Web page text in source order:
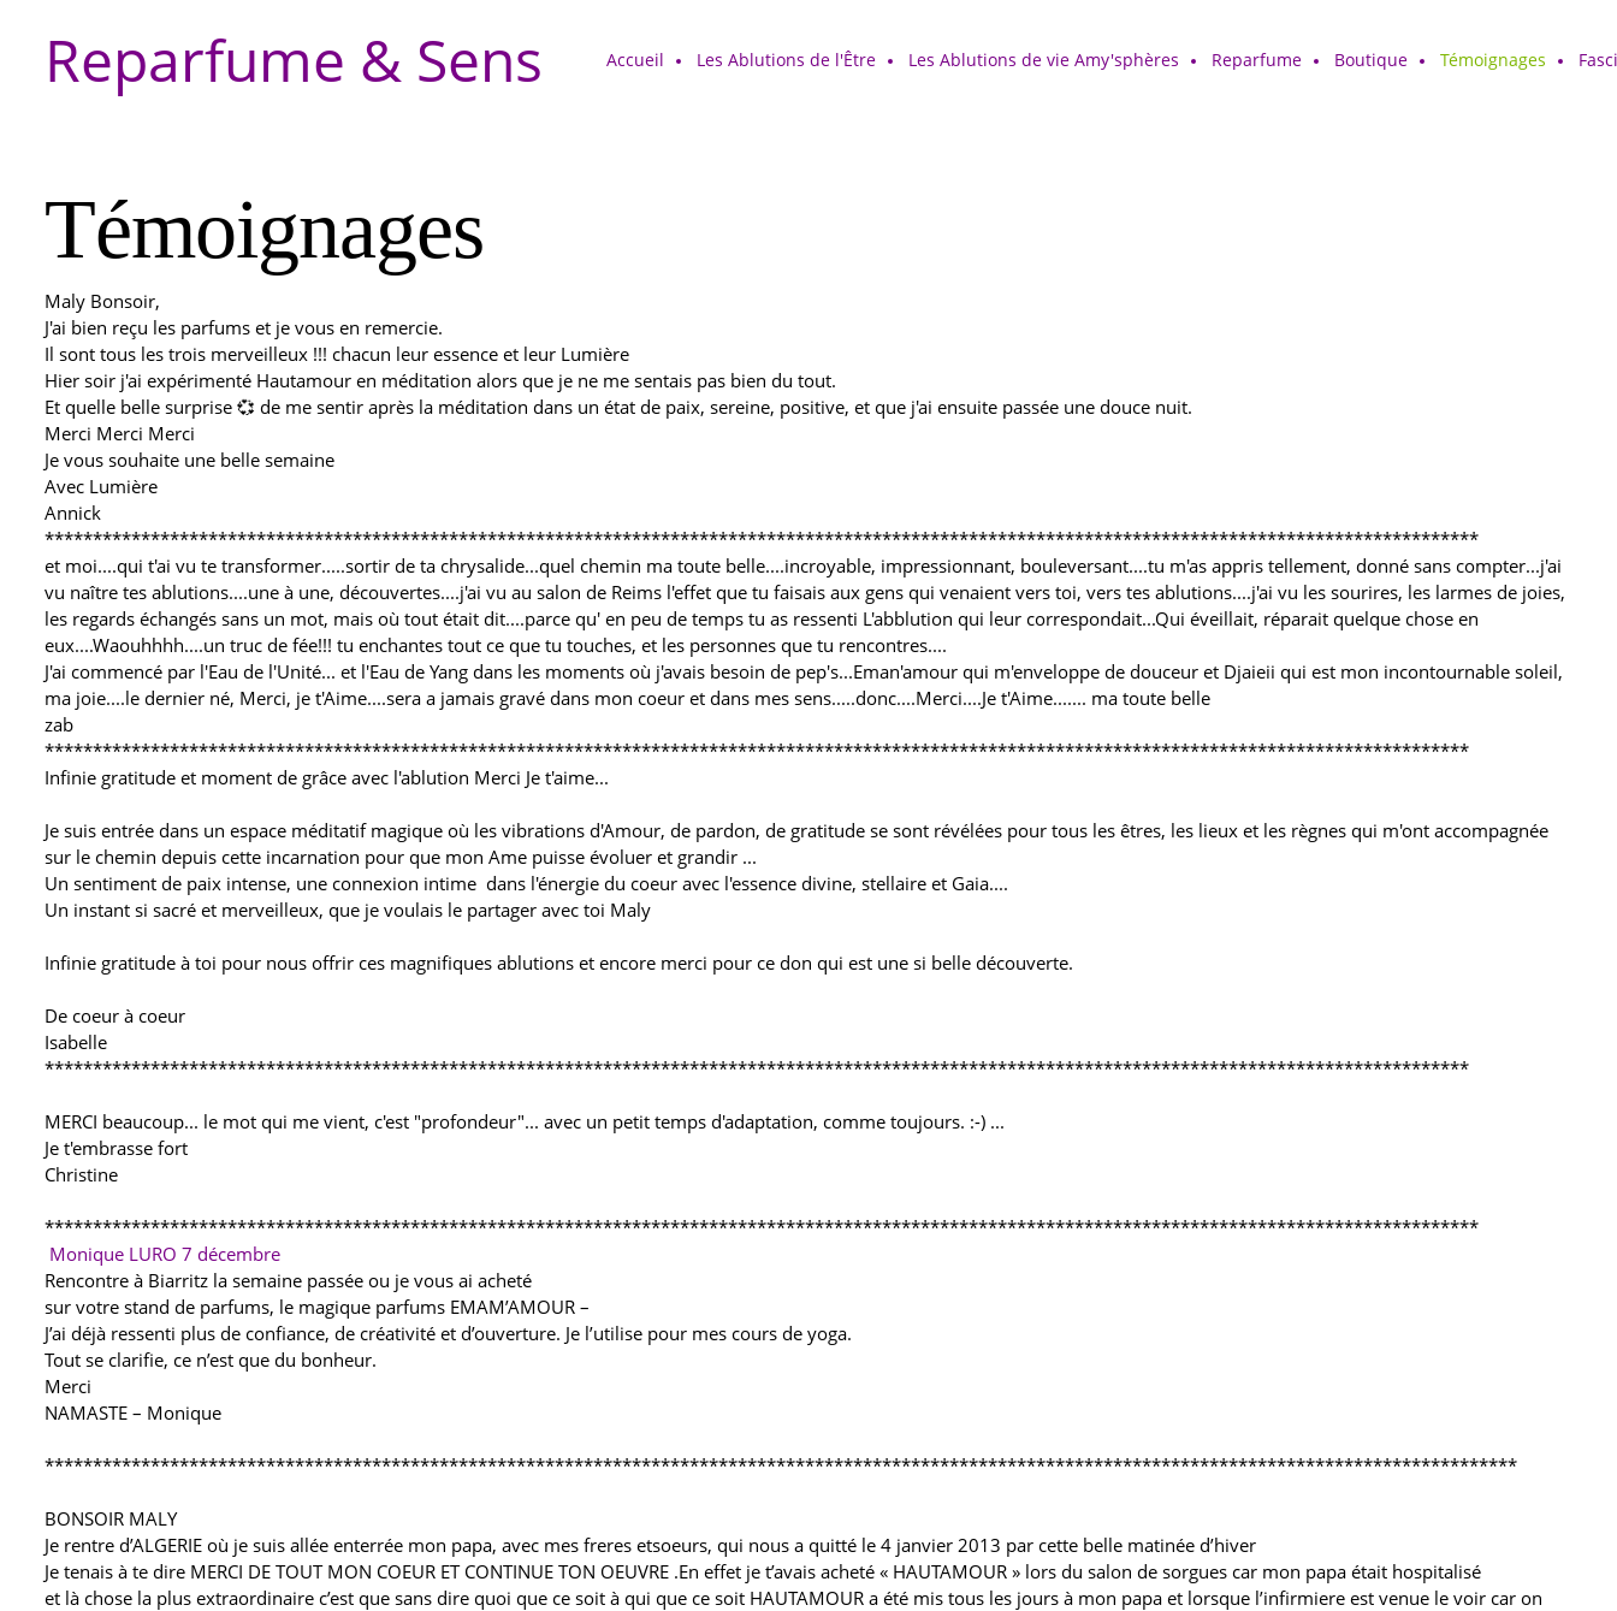
Reparfume & Sens Accueil Les Ablutions de l'Être Les Ablutions de vie Amy'sphères Reparfume Boutique Témoignages
Témoignages
Maly Bonsoir,
J'ai bien reçu les parfums et je vous en remercie.
Il sont tous les trois merveilleux !!! chacun leur essence et leur Lumière
Hier soir j'ai expérimenté Hautamour en méditation alors que je ne me sentais pas bien du tout.
Et quelle belle surprise 💞 de me sentir après la méditation dans un état de paix, sereine, positive, et que j'ai ensuite passée une douce nuit.
Merci Merci Merci
Je vous souhaite une belle semaine
Avec Lumière
Annick
*****************************************************************************************************************************************************
et moi....qui t'ai vu te transformer.....sortir de ta chrysalide...quel chemin ma toute belle....incroyable, impressionnant, bouleversant....tu m'as appris tellement, donné sans compter...j'ai
vu naître tes ablutions....une à une, découvertes....j'ai vu au salon de Reims l'effet que tu faisais aux gens qui venaient vers toi, vers tes ablutions....j'ai vu les sourires, les larmes de joies,
les regards échangés sans un mot, mais où tout était dit....parce qu' en peu de temps tu as ressenti L'abblution qui leur correspondait...Qui éveillait, réparait quelque chose en
eux....Waouhhhh....un truc de fée!!! tu enchantes tout ce que tu touches, et les personnes que tu rencontres....
J'ai commencé par l'Eau de l'Unité... et l'Eau de Yang dans les moments où j'avais besoin de pep's...Eman'amour qui m'enveloppe de douceur et Djaieii qui est mon incontournable soleil,
ma joie....le dernier né, Merci, je t'Aime....sera a jamais gravé dans mon coeur et dans mes sens.....donc....Merci....Je t'Aime....... ma toute belle
zab
****************************************************************************************************************************************************
Infinie gratitude et moment de grâce avec l'ablution Merci Je t'aime...
Je suis entrée dans un espace méditatif magique où les vibrations d'Amour, de pardon, de gratitude se sont révélées pour tous les êtres, les lieux et les règnes qui m'ont accompagnée
sur le chemin depuis cette incarnation pour que mon Ame puisse évoluer et grandir ...
Un sentiment de paix intense, une connexion intime dans l'énergie du coeur avec l'essence divine, stellaire et Gaia....
Un instant si sacré et merveilleux, que je voulais le partager avec toi Maly
Infinie gratitude à toi pour nous offrir ces magnifiques ablutions et encore merci pour ce don qui est une si belle découverte.
De coeur à coeur
Isabelle
****************************************************************************************************************************************************
MERCI beaucoup... le mot qui me vient, c'est "profondeur"... avec un petit temps d'adaptation, comme toujours. :-) ...
Je t'embrasse fort
Christine
*****************************************************************************************************************************************************
Monique LURO 7 décembre
Rencontre à Biarritz la semaine passée ou je vous ai acheté
sur votre stand de parfums, le magique parfums EMAM’AMOUR –
J’ai déjà ressenti plus de confiance, de créativité et d’ouverture. Je l’utilise pour mes cours de yoga.
Tout se clarifie, ce n’est que du bonheur.
Merci
NAMASTE – Monique
*********************************************************************************************************************************************************
BONSOIR MALY
Je rentre d’ALGERIE où je suis allée enterrée mon papa, avec mes freres etsoeurs, qui nous a quitté le 4 janvier 2013 par cette belle matinée d’hiver
Je tenais à te dire MERCI DE TOUT MON COEUR ET CONTINUE TON OEUVRE .En effet je t’avais acheté « HAUTAMOUR » lors du salon de sorgues car mon papa était hospitalisé
et là chose la plus extraordinaire c’est que sans dire quoi que ce soit à qui que ce soit HAUTAMOUR a été mis tous les jours à mon papa et lorsque l’infirmiere est venue le voir car on